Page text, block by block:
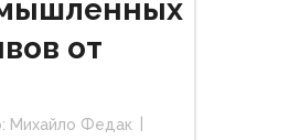
от
Михайло Федак